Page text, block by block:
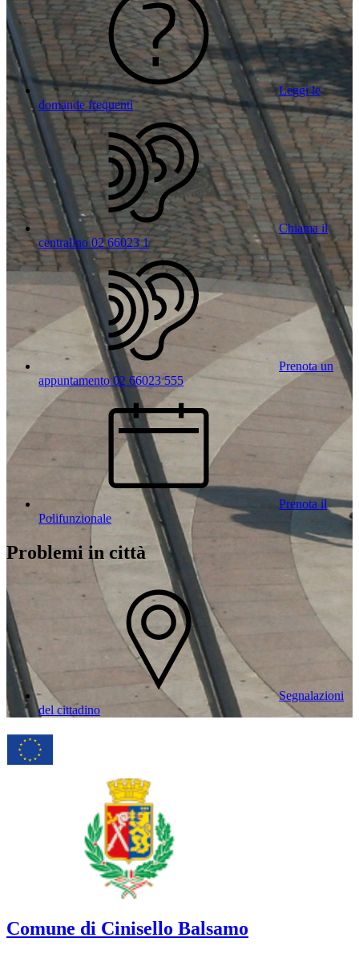
Leggi le
domande frequenti
Chiama il
centralino 02 66023 1
Prenota un
appuntamento 02 66023 555
Prenota il
Polifunzionale
Problemi in città
Segnalazioni
del cittadino
Comune di Cinisello Balsamo